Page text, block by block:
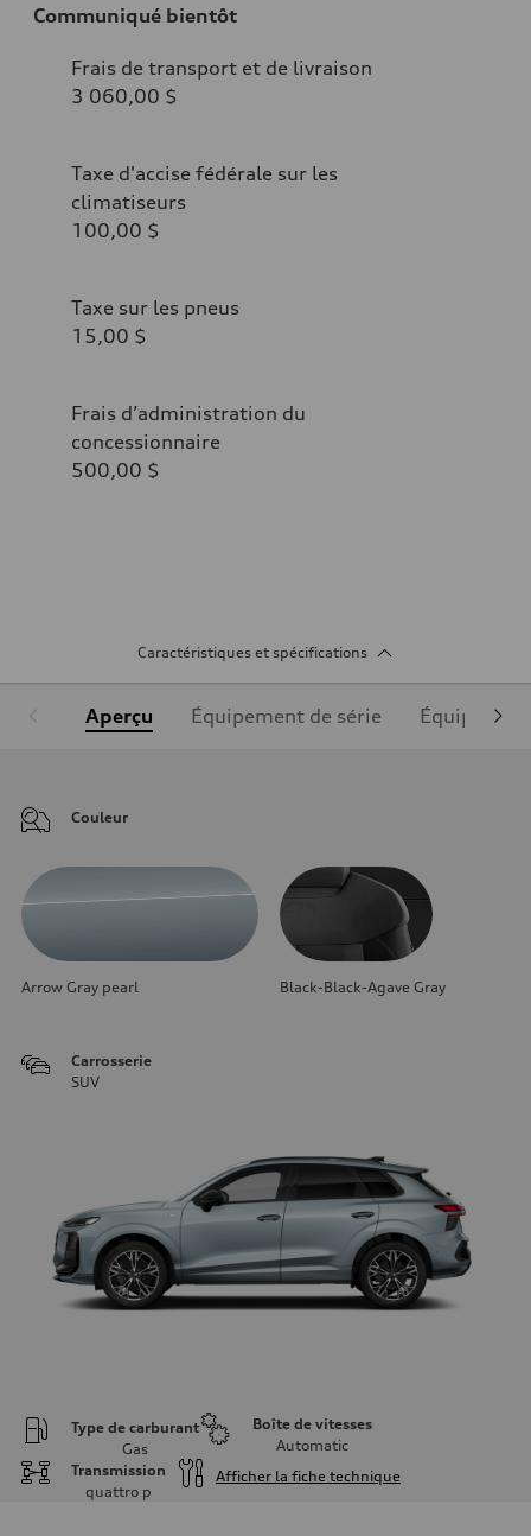
Communiqué bientôt
Frais de transport et de livraison
3 060,00 $
Taxe d'accise fédérale sur les
climatiseurs
100,00 $
Taxe sur les pneus
15,00 $
Frais d’administration du
concessionnaire
500,00 $
Caractéristiques et spécifications
Aperçu Équipement de série
Couleur
Arrow Gray pearl Black-Black-Agave Gray
Carrosserie
SUV
Type de carburant
Gas
Boîte de vitesses
Automatic
Transmission
quattro p
Afficher la fiche technique